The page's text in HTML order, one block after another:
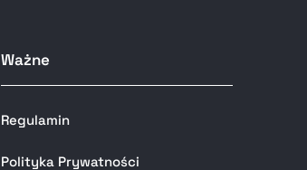
Ważne
Regulamin
Polityka Prywatności